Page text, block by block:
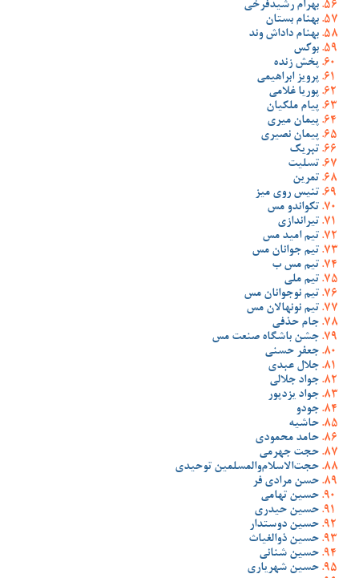
بهرام رشیدفرخی
بهنام بستان
بهنام داداش وند
بوکس
پخش زنده
پرویز ابراهیمی
پوریا غلامی
پیام ملکیان
پیمان میری
پیمان نصیری
تبریک
تسلیت
تمرین
تنیس روی میز
تکواندو مس
تیراندازی
تیم امید مس
تیم جوانان مس
تیم مس ب
تیم ملی
تیم نوجوانان مس
تیم نونهالان مس
جام حذفی
جشن باشگاه صنعت مس
جعفر حسنی
جلال عبدی
جواد جلالی
جواد یزدپور
جودو
حاشیه
حامد محمودی
حجت جهرمی
حجت‌الاسلام‌والمسلمین توحیدی
حسن مرادی فر
حسین تهامی
حسین حیدری
حسین دوستدار
حسین ذوالغیاث
حسین شنانی
حسین شهریاری